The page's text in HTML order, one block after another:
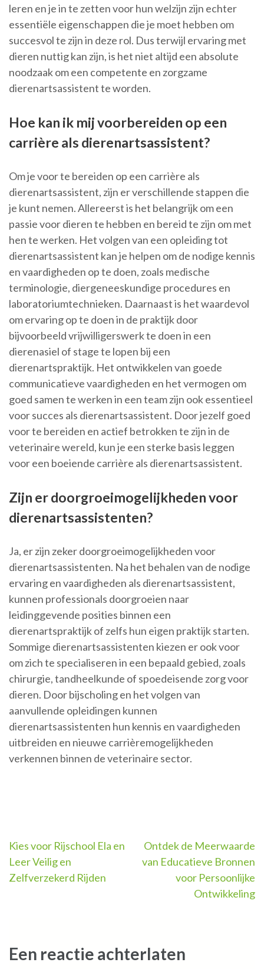
leren en je in te zetten voor hun welzijn zijn echter
essentiële eigenschappen die je moet hebben om
succesvol te zijn in deze rol. Dus terwijl ervaring met
dieren nuttig kan zijn, is het niet altijd een absolute
noodzaak om een competente en zorgzame
dierenartsassistent te worden.
Hoe kan ik mij voorbereiden op een
carrière als dierenartsassistent?
Om je voor te bereiden op een carrière als
dierenartsassistent, zijn er verschillende stappen die
je kunt nemen. Allereerst is het belangrijk om een
passie voor dieren te hebben en bereid te zijn om met
hen te werken. Het volgen van een opleiding tot
dierenartsassistent kan je helpen om de nodige kennis
en vaardigheden op te doen, zoals medische
terminologie, diergeneeskundige procedures en
laboratoriumtechnieken. Daarnaast is het waardevol
om ervaring op te doen in de praktijk door
bijvoorbeeld vrijwilligerswerk te doen in een
dierenasiel of stage te lopen bij een
dierenartspraktijk. Het ontwikkelen van goede
communicatieve vaardigheden en het vermogen om
goed samen te werken in een team zijn ook essentieel
voor succes als dierenartsassistent. Door jezelf goed
voor te bereiden en actief betrokken te zijn in de
veterinaire wereld, kun je een sterke basis leggen
voor een boeiende carrière als dierenartsassistent.
Zijn er doorgroeimogelijkheden voor
dierenartsassistenten?
Ja, er zijn zeker doorgroeimogelijkheden voor
dierenartsassistenten. Na het behalen van de nodige
ervaring en vaardigheden als dierenartsassistent,
kunnen professionals doorgroeien naar
leidinggevende posities binnen een
dierenartspraktijk of zelfs hun eigen praktijk starten.
Sommige dierenartsassistenten kiezen er ook voor
om zich te specialiseren in een bepaald gebied, zoals
chirurgie, tandheelkunde of spoedeisende zorg voor
dieren. Door bijscholing en het volgen van
aanvullende opleidingen kunnen
dierenartsassistenten hun kennis en vaardigheden
uitbreiden en nieuwe carrièremogelijkheden
verkennen binnen de veterinaire sector.
Berichtnavigatie
Kies voor Rijschool Ela en
Leer Veilig en
Zelfverzekerd Rijden
Ontdek de Meerwaarde
van Educatieve Bronnen
voor Persoonlijke
Ontwikkeling
Een reactie achterlaten